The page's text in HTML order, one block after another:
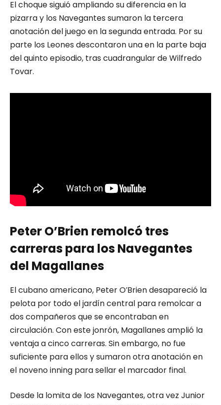
El choque siguió ampliando su diferencia en la
pizarra y los Navegantes sumaron la tercera
anotación del juego en la segunda entrada. Por su
parte los Leones descontaron una en la parte baja
del quinto episodio, tras cuadrangular de Wilfredo
Tovar.
Peter O’Brien remolcó tres
carreras para los Navegantes
del Magallanes
El cubano americano, Peter O’Brien desapareció la
pelota por todo el jardín central para remolcar a
dos compañeros que se encontraban en
circulación. Con este jonrón, Magallanes amplió la
ventaja a cinco carreras. Sin embargo, no fue
suficiente para ellos y sumaron otra anotación en
el noveno inning para sellar el marcador final.
Desde la lomita de los Navegantes, otra vez Junior